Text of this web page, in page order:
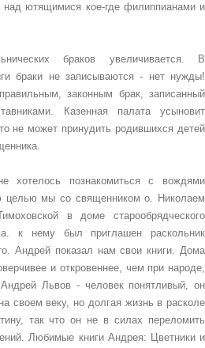
над ютящимися кое-где филиппианами и
браков увеличивается. В
браки не записываются - нет нужды!
законным брак, записанный
Казенная палата усыновит
не может принудить родившихся детей
хотелось познакомиться с вождями
целью мы со священником о. Николаем
в доме старообрядческого
к нему был приглашен раскольник
Андрей показал нам свои книги. Дома
и откровеннее, чем при народе,
Львов - человек понятливый, он
своем веку, но долгая жизнь в расколе
так что он не в силах переломить
Любимые книги Андрея: Цветники и